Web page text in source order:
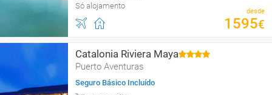
Só alojamento
desde
1595€
Catalonia Riviera Maya
Puerto Aventuras
Seguro Básico Incluído